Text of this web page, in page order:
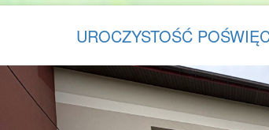
UROCZYSTOŚĆ